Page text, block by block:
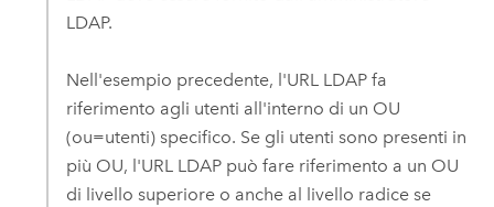
LDAP.
Nell'esempio precedente, l'URL LDAP fa
riferimento agli utenti all'interno di un OU
(ou=utenti) specifico. Se gli utenti sono presenti in
più OU, l'URL LDAP può fare riferimento a un OU
di livello superiore o anche al livello radice se